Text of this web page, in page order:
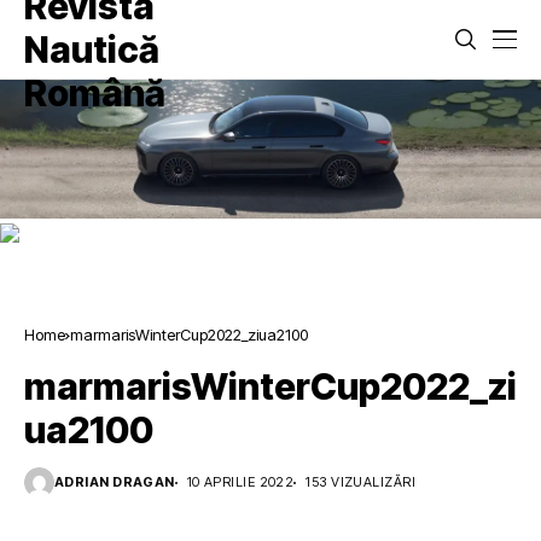
Home marmarisWinterCup2022_ziua2100
marmarisWinterCup2022_zi
ua2100
ADRIAN DRAGAN 10 APRILIE 2022 153 VIZUALIZĂRI